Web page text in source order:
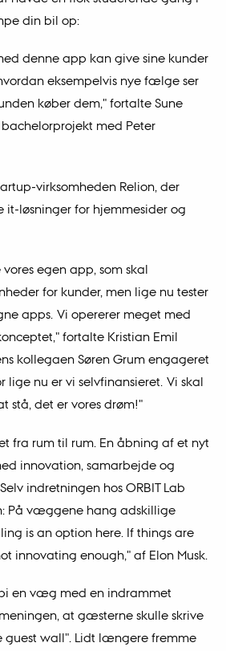
din bil op:
denne app kan give sine kunder
eksempelvis nye fælge ser
køber dem," fortalte Sune
med Peter
virksomheden Relion, der
it-løsninger for hjemmesider og
egen app, som skal
for kunder, men lige nu tester
apps. Vi opererer meget med
fortalte Kristian Emil
kollegaen Søren Grum engageret
lige nu er vi selvfinansieret. Vi skal
stå, det er vores drøm!"
fra rum til rum. En åbning af et nyt
innovation, samarbejde og
indretningen hos ORBIT Lab
På væggene hang adskillige
is an option here. If things are
innovating enough," af Elon Musk.
en væg med en indrammet
at gæsterne skulle skrive
guest wall". Lidt længere fremme